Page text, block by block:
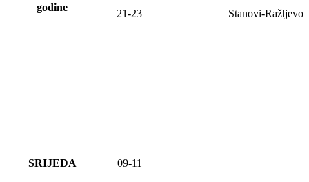
godine
21-23 Stanovi-Ražljevo
SRIJEDA 09-11